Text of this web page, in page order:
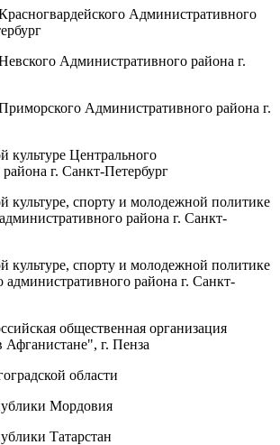
Административного
Административного района г.
Административного района г.
культуре Центрального
г. Санкт-Петербург
культуре, спорту и молодежной политике
района г. Санкт-
культуре, спорту и молодежной политике
административного района г. Санкт-
общественная организация
г. Пенза
области
Мордовия
Татарстан